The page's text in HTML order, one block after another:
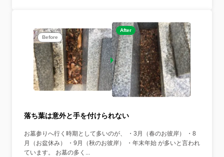
Before
After
落ち葉は意外と手を付けられない
お墓参りへ行く時期として多いのが、 ・3月（春のお彼岸） ・8
月（お盆休み） ・9月（秋のお彼岸） ・年末年始 が多いと言われ
ています。 お墓の多く...